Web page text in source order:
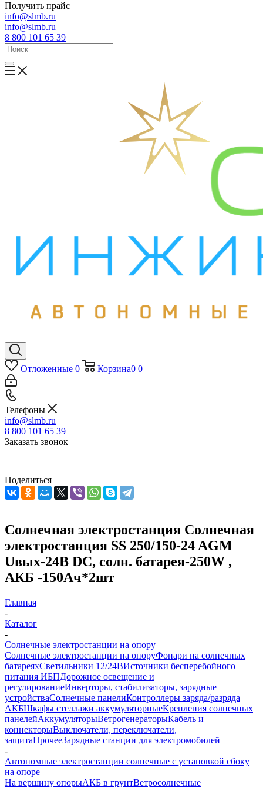
Получить прайс
info@slmb.ru
info@slmb.ru
8 800 101 65 39
Отложенные 0 Корзина0 0
Телефоны
info@slmb.ru
8 800 101 65 39
Заказать звонок
Поделиться
Солнечная электростанция Солнечная
электростанция SS 250/150-24 AGM
Uвых-24В DC, солн. батарея-250W ,
АКБ -150Aч*2шт
Главная
-
Каталог
-
Солнечные электростанции на опору
Солнечные электростанции на опоруФонари на солнечных
батареяхСветильники 12/24ВИсточники бесперебойного
питания ИБПДорожное освещение и
регулированиеИнверторы, стабилизаторы, зарядные
устройстваСолнечные панелиКонтроллеры заряда/разряда
АКБШкафы стеллажи аккумуляторныеКрепления солнечных
панелейАккумуляторыВетрогенераторыКабель и
коннекторыВыключатели, переключатели,
защитаПрочееЗарядные станции для электромобилей
-
Автономные электростанции солнечные с установкой сбоку
на опоре
На вершину опорыАКБ в грунтВетросолнечные